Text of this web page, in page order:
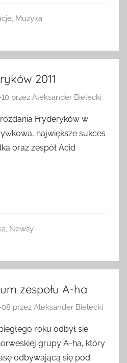
, Muzyka
2011
przez Aleksander Bielecki
Fryderyków w
największe sukces
oraz zespół Acid
Newsy
zespołu A-ha
08 przez Aleksander Bielecki
roku odbył się
grupy A-ha, który
odbywającą się pod